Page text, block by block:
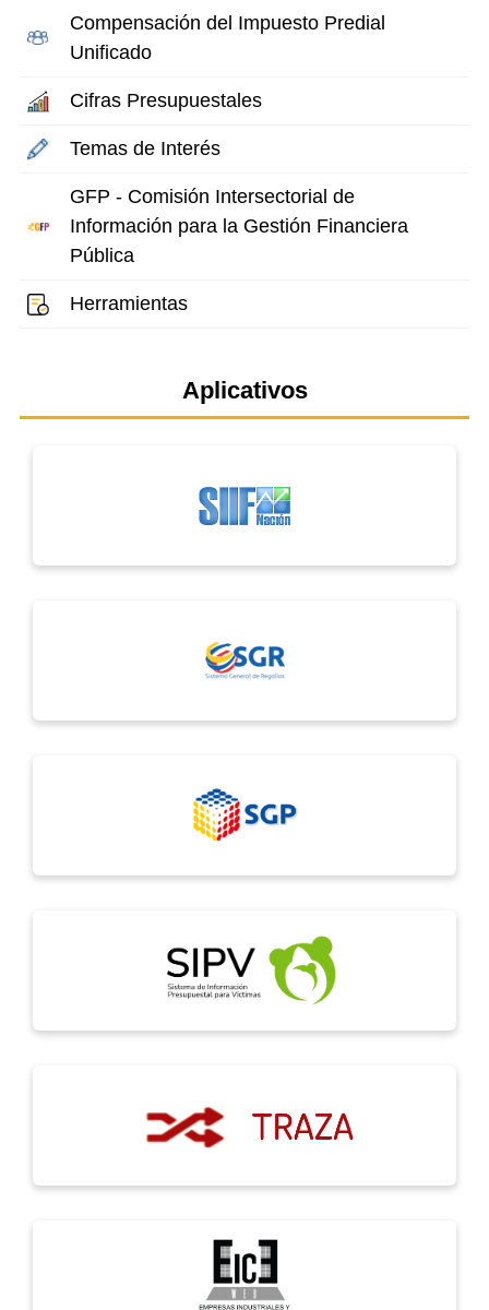
Compensación del Impuesto Predial
Unificado
Cifras Presupuestales
Temas de Interés
GFP - Comisión Intersectorial de
Información para la Gestión Financiera
Pública
Herramientas
Aplicativos